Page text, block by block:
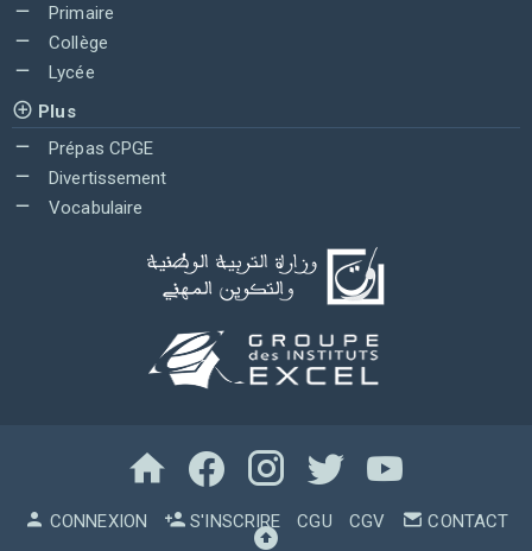
Primaire
Collège
Lycée
Plus
Prépas CPGE
Divertissement
Vocabulaire
CONNEXION S'INSCRIRE CGU CGV CONTACT